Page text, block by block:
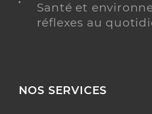
Santé et
réflexes au
NOS SERVICES